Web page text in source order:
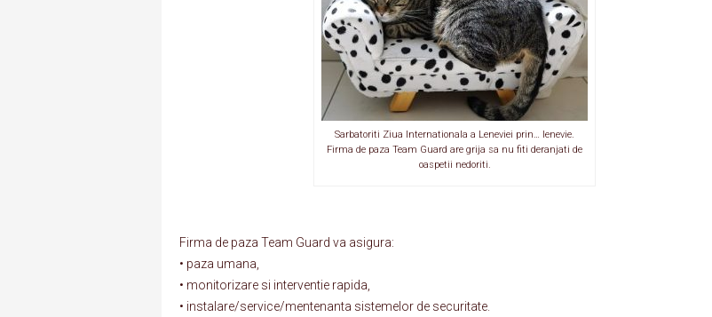
Sarbatoriti Ziua Internationala a Leneviei prin… lenevie.
Firma de paza Team Guard are grija sa nu fiti deranjati de
oaspetii nedoriti.
Firma de paza Team Guard va asigura:
• paza umana,
• monitorizare si interventie rapida,
• instalare/service/mentenanta sistemelor de securitate.